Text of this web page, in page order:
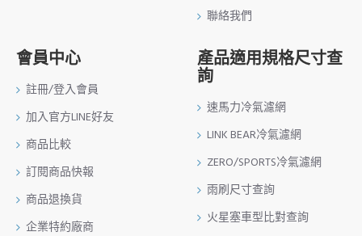
聯絡我們
會員中心
註冊/登入會員
加入官方LINE好友
商品比較
訂閱商品快報
商品退換貨
企業特約廠商
產品適用規格尺寸查
詢
速馬力冷氣濾網
LINK BEAR冷氣濾網
ZERO/SPORTS冷氣濾網
雨刷尺寸查詢
火星塞車型比對查詢